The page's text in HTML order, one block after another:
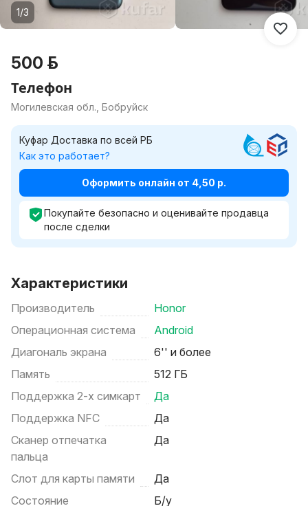
1/3
500 р.
Телефон
Могилевская обл., Бобруйск
Куфар Доставка по всей РБ
Как это работает?
Оформить онлайн от 4,50 р.
Покупайте безопасно и оценивайте продавца
после сделки
Характеристики
Производитель
Honor
Операционная система
Android
Диагональ экрана
6'' и более
Память
512 ГБ
Поддержка 2-х симкарт
Да
Поддержка NFC
Да
Сканер отпечатка
пальца
Да
Слот для карты памяти
Да
Состояние
Б/у